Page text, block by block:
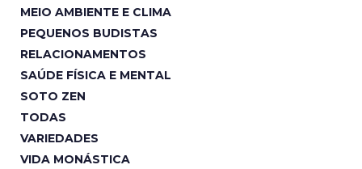
MEIO AMBIENTE E CLIMA
PEQUENOS BUDISTAS
RELACIONAMENTOS
SAÚDE FÍSICA E MENTAL
SOTO ZEN
TODAS
VARIEDADES
VIDA MONÁSTICA